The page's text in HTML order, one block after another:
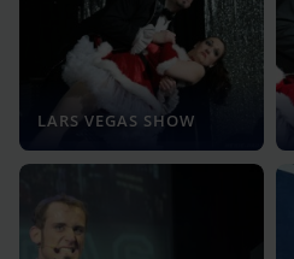
LARS VEGAS SHOW